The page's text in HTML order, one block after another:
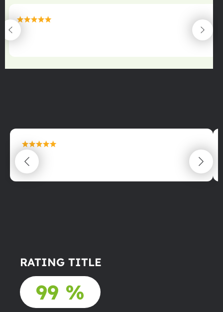
maximální spokojenost
22.06.2025
maximální spokojenost
22.06.2025
RATING TITLE
99 %